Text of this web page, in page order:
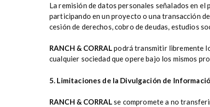
La remisión de datos personales señalados en
participando en un proyecto o una transacción
cesión de derechos, cobro de deudas, estudios
RANCH & CORRALpodrá transmitir libremente
cualquier sociedad que opere bajo los mismos
5. Limitaciones de la Divulgación de
RANCH & CORRALse compromete a no